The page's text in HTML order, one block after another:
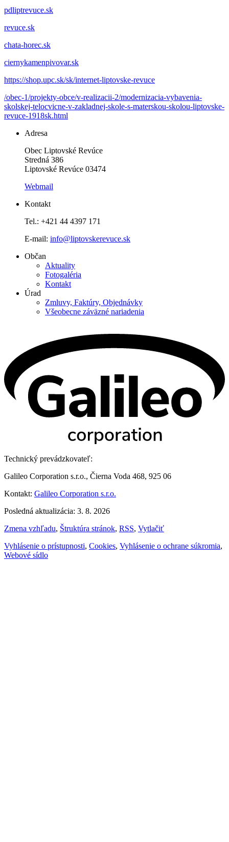
pdliptrevuce.sk
revuce.sk
chata-horec.sk
ciernykamenpivovar.sk
https://shop.upc.sk/sk/internet-liptovske-revuce
/obec-1/projekty-obce/v-realizacii-2/modernizacia-vybavenia-
skolskej-telocvicne-v-zakladnej-skole-s-materskou-skolou-liptovske-
revuce-1918sk.html
Adresa
Obec Liptovské Revúce
Stredná 386
Liptovské Revúce 03474
Webmail
Kontakt
Tel.: +421 44 4397 171
E-mail: info@liptovskerevuce.sk
Občan
Aktuality
Fotogaléria
Kontakt
Úrad
Zmluvy, Faktúry, Objednávky
Všeobecne záväzné nariadenia
Technický prevádzkovateľ:
Galileo Corporation s.r.o., Čierna Voda 468, 925 06
Kontakt: Galileo Corporation s.r.o.
Posledná aktualizácia: 3. 8. 2026
Zmena vzhľadu, Štruktúra stránok, RSS, Vytlačiť
Vyhlásenie o prístupnosti, Cookies, Vyhlásenie o ochrane súkromia,
Webové sídlo